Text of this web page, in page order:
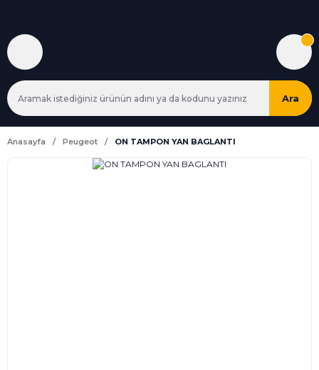
Ara
Anasayfa Peugeot ON TAMPON YAN BAGLANTI